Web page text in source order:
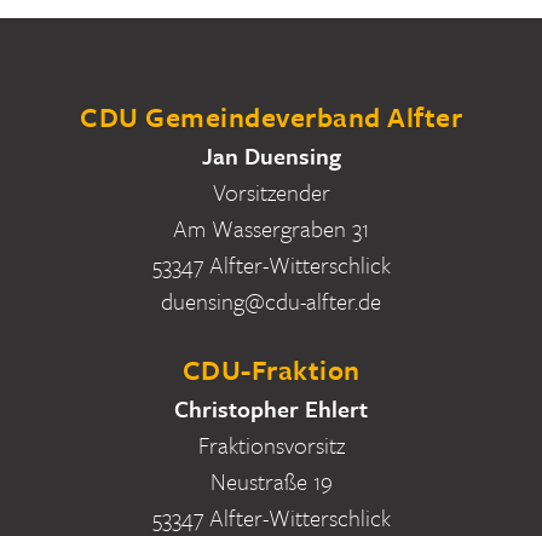
CDU Gemeindeverband Alfter
Jan Duensing
Vorsitzender
Am Wassergraben 31
53347 Alfter-Witterschlick
duensing@cdu-alfter.de
CDU-Fraktion
Christopher Ehlert
Fraktionsvorsitz
Neustraße 19
53347 Alfter-Witterschlick